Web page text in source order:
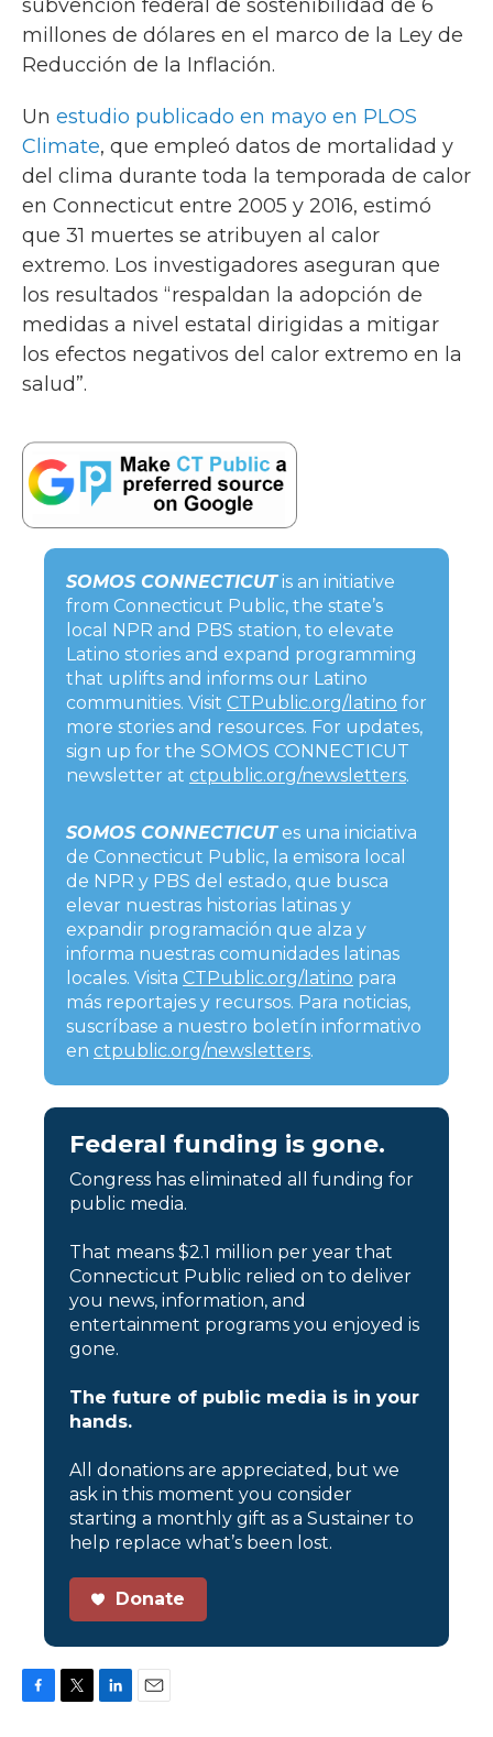
subvención federal de sostenibilidad de 6
millones de dólares en el marco de la Ley de
Reducción de la Inflación.
Un estudio publicado en mayo en PLOS
Climate, que empleó datos de mortalidad y
del clima durante toda la temporada de calor
en Connecticut entre 2005 y 2016, estimó
que 31 muertes se atribuyen al calor
extremo. Los investigadores aseguran que
los resultados “respaldan la adopción de
medidas a nivel estatal dirigidas a mitigar
los efectos negativos del calor extremo en la
salud”.
SOMOS CONNECTICUTis an initiative
from Connecticut Public, the state’s
local NPR and PBS station, to elevate
Latino stories and expand programming
that uplifts and informs our Latino
communities. Visit CTPublic.org/latino for
more stories and resources. For updates,
sign up for the SOMOS CONNECTICUT
newsletter at ctpublic.org/newsletters.
SOMOS CONNECTICUTes una iniciativa
de Connecticut Public, la emisora local
de NPR y PBS del estado, que busca
elevar nuestras historias latinas y
expandir programación que alza y
informa nuestras comunidades latinas
locales. Visita CTPublic.org/latino para
más reportajes y recursos. Para noticias,
suscríbase a nuestro boletín informativo
en ctpublic.org/newsletters.
Federal funding is gone.
Congress has eliminated all funding for
public media.
That means $2.1 million per year that
Connecticut Public relied on to deliver
you news, information, and
entertainment programs you enjoyed is
gone.
The future of public media is in your
hands.
All donations are appreciated, but we
ask in this moment you consider
starting a monthly gift as a Sustainer to
help replace what’s been lost.
Donate